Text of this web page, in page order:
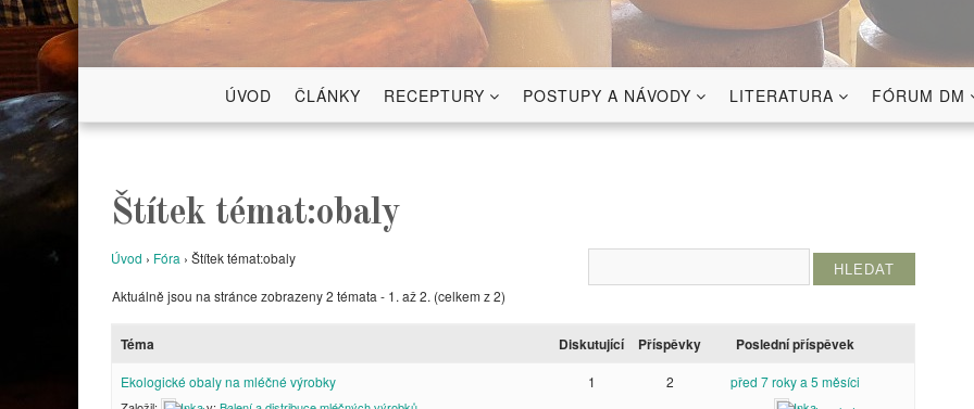
ÚVOD ČLÁNKY RECEPTURY POSTUPY A NÁVODY LITERATURA FÓRUM DM
Štítek témat:obaly
Úvod › Fóra › Štítek témat:obaly
Aktuálně jsou na stránce zobrazeny 2 témata - 1. až 2. (celkem z 2)
Téma Diskutující Příspěvky Poslední příspěvek
Ekologické obaly na mléčné výrobky 1 2 před 7 roky a 5 měsíci